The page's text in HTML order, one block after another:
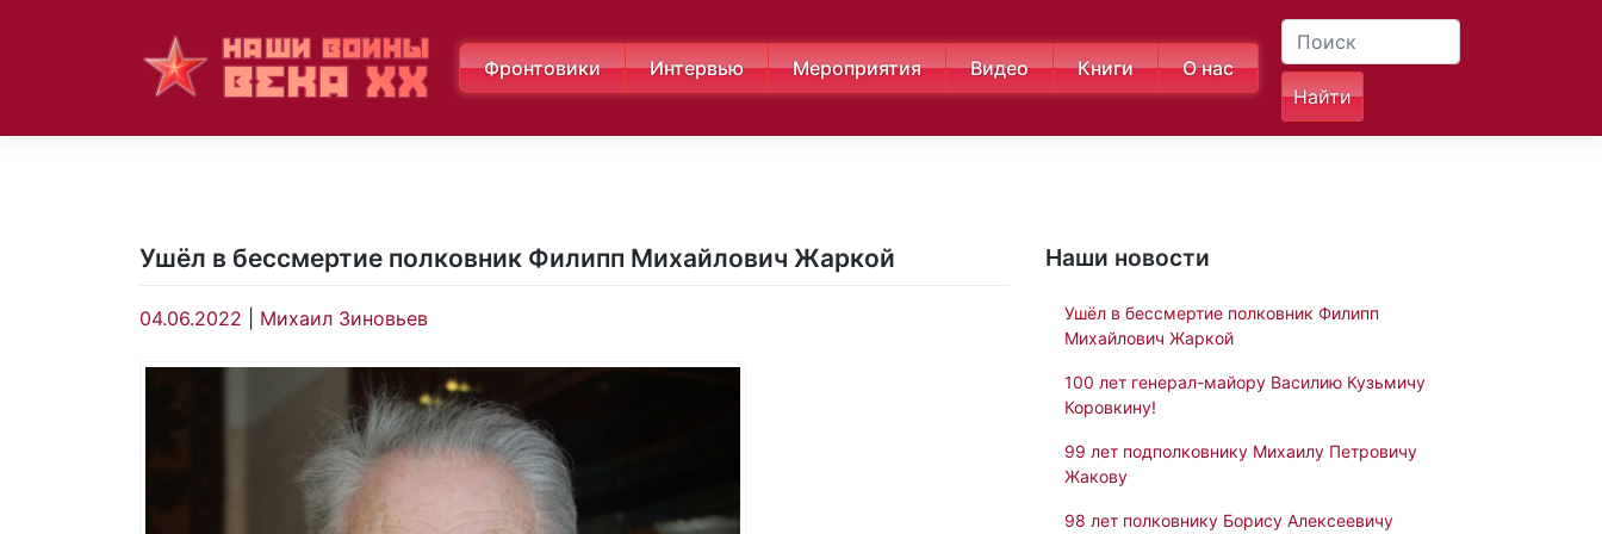
Фронтовики Интервью Мероприятия Видео Книги О нас
Ушёл в бессмертие полковник Филипп Михайлович Жаркой
04.06.2022 Михаил Зиновьев
Наши новости
Ушёл в бессмертие полковник Филипп
Михайлович Жаркой
100 лет генерал-майору Василию Кузьмичу
Коровкину!
99 лет подполковнику Михаилу Петровичу
Жакову
98 лет полковнику Борису Алексеевичу